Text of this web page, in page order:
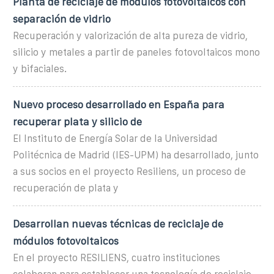
separación de vidrio
Recuperación y valorización de alta pureza de vidrio,
silicio y metales a partir de paneles fotovoltaicos mono
y bifaciales.
Nuevo proceso desarrollado en España para
recuperar plata y silicio de
El Instituto de Energía Solar de la Universidad
Politécnica de Madrid (IES-UPM) ha desarrollado, junto
a sus socios en el proyecto Resiliens, un proceso de
recuperación de plata y
Desarrollan nuevas técnicas de reciclaje de
módulos fotovoltaicos
En el proyecto RESILIENS, cuatro instituciones